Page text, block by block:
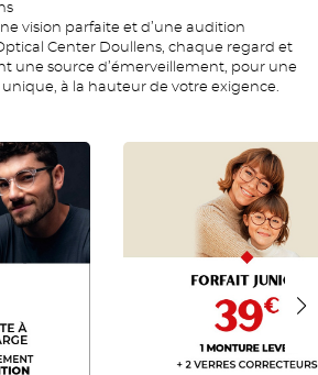
vision parfaite et d’une audition
Center Doullens, chaque regard et
une source d’émerveillement, pour une
à la hauteur de votre exigence.